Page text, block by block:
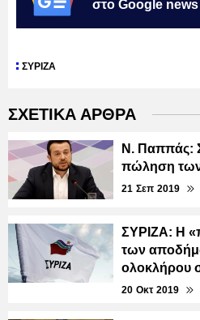
στο Google news
ΣΥΡΙΖΑ
ΣΧΕΤΙΚΑ ΑΡΘΡΑ
Ν. Παππάς:
πώληση
21 Σεπ 2019
ΣΥΡΙΖΑ: Η
των
ολοκλήρου
20 Οκτ 2019